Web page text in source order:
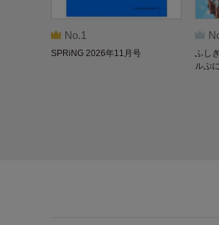
No.1
SPRiNG 2026年11月号
ふし
ルぷ